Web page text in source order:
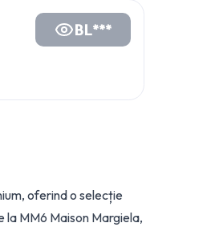
BL***
oferind o selecție
MM6 Maison Margiela,